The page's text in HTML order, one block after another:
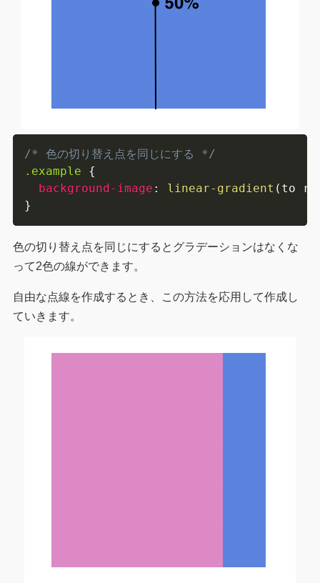
/* 色の切り替え点を同じにする */
.example
{
background-image : linear-gradient ( to
}
色の切り替え点を同じにするとグラデーションはなくな
って2色の線ができます。
自由な点線を作成するとき、この方法を応用して作成し
ていきます。